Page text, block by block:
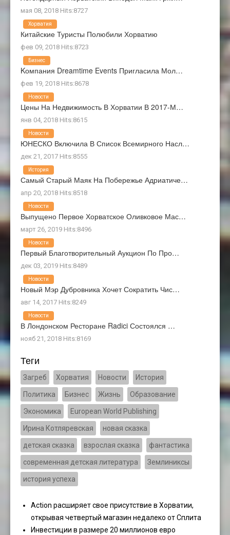
мая 08, 2018 Hits:8727
Китайские Туристы Полюбили Хорватию
фев 09, 2018 Hits:8723
Хорватия
Kомпания Dreamtime Events Пригласила Мол…
фев 19, 2018 Hits:8678
Бизнес
Цены На Недвижимость В Хорватии В 2017-М…
янв 04, 2018 Hits:8615
Новости
ЮНЕСКО Включила В Список Всемирного Насл…
дек 21, 2017 Hits:8555
Новости
Самый Старый Маяк На Побережье Адриатиче…
апр 20, 2018 Hits:8518
История
Выпущено Первое Хорватское Оливковое Мас…
март 26, 2019 Hits:8496
Новости
Первый Благотворительный Аукцион По Про…
дек 03, 2019 Hits:8489
Новости
Новый Мэр Дубровника Хочет Сократить Чис…
авг 14, 2017 Hits:8249
Новости
В Лондонском Ресторане Radici Состоялся …
нояб 21, 2018 Hits:8169
Новости
Теги
Загреб Хорватия Новости История
Политика Бизнес Жизнь Образование
Экономика European World Publishing
Ирина Котляревская новая сказка
детская сказка взрослая сказка фантастика
современная детская литература Землиниксы
история успеха
Action расширяет свое присутствие в Хорватии,
открывая четвертый магазин недалеко от Сплита
Инвестиции в размере 20 миллионов евро